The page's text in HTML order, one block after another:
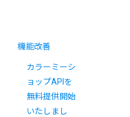
機能改善
カラーミーシ
ョップAPIを
無料提供開始
いたしまし